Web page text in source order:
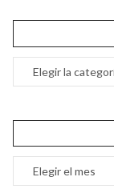
Categorías
Archivos